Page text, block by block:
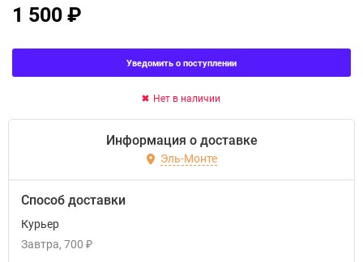
1 500₽
Уведомить о поступлении
Нет в наличии
Информация о доставке
Эль-Монте
Способ доставки
Курьер
Завтра 700 ₽